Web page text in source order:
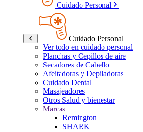
Cuidado Personal
Cuidado Personal
Ver todo en cuidado personal
Planchas y Cepillos de aire
Secadores de Cabello
Afeitadoras y Depiladoras
Cuidado Dental
Masajeadores
Otros Salud y bienestar
Marcas
Remington
SHARK